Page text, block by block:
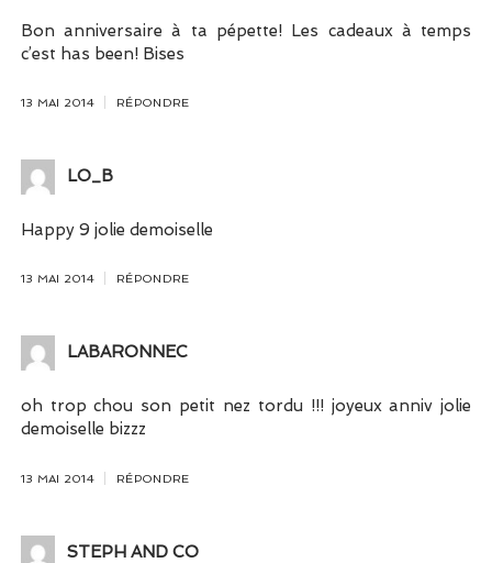
Bon anniversaire à ta pépette! Les cadeaux à temps
c’est has been! Bises
13 MAI 2014 RÉPONDRE
LO_B
Happy 9 jolie demoiselle
13 MAI 2014 RÉPONDRE
LABARONNEC
oh trop chou son petit nez tordu !!! joyeux anniv jolie
demoiselle bizzz
13 MAI 2014 RÉPONDRE
STEPH AND CO